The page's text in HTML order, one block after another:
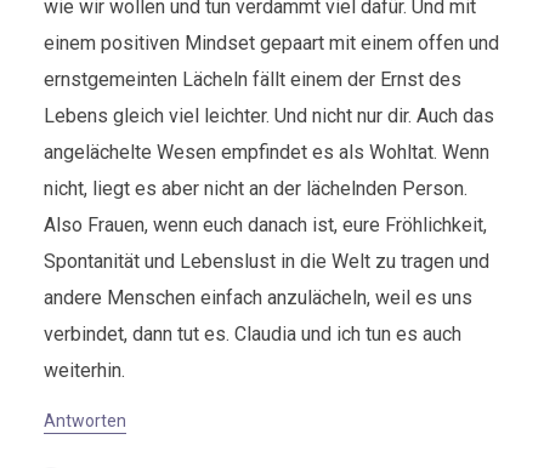
wie wir wollen und tun verdammt viel dafür. Und mit
einem positiven Mindset gepaart mit einem offen und
ernstgemeinten Lächeln fällt einem der Ernst des
Lebens gleich viel leichter. Und nicht nur dir. Auch das
angelächelte Wesen empfindet es als Wohltat. Wenn
nicht, liegt es aber nicht an der lächelnden Person.
Also Frauen, wenn euch danach ist, eure Fröhlichkeit,
Spontanität und Lebenslust in die Welt zu tragen und
andere Menschen einfach anzulächeln, weil es uns
verbindet, dann tut es. Claudia und ich tun es auch
weiterhin.
Antworten